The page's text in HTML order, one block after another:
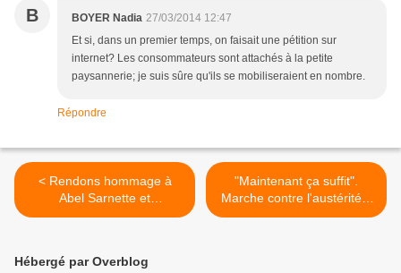
B BOYER Nadia 27/03/2014 12:47
Et si, dans un premier temps, on faisait une pétition sur
internet? Les consommateurs sont attachés à la petite
paysannerie; je suis sûre qu'ils se mobiliseraient en nombre.
Répondre
< Rendons hommage à
Abel Sarnette et
poursuivons son combat
"Maintenant ça suffit".
Marche contre l'austérité à
Paris le 12 avril >
Hébergé par Overblog